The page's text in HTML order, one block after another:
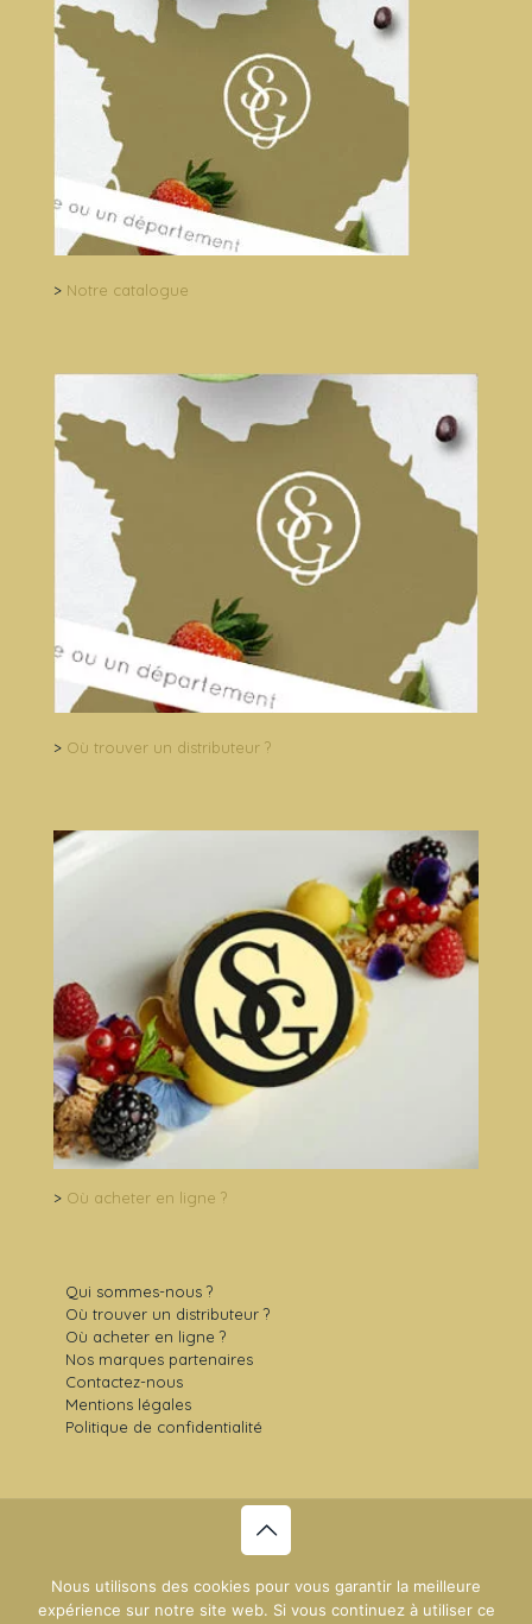
> Notre catalogue
> Où trouver un distributeur ?
> Où acheter en ligne ?
Qui sommes-nous ?
Où trouver un distributeur ?
Où acheter en ligne ?
Nos marques partenaires
Contactez-nous
Mentions légales
Politique de confidentialité
© 2021 Sens Gourmet -
- Création du site :
NDSI
Nous utilisons des cookies pour vous garantir la meilleure
expérience sur notre site web. Si vous continuez à utiliser ce